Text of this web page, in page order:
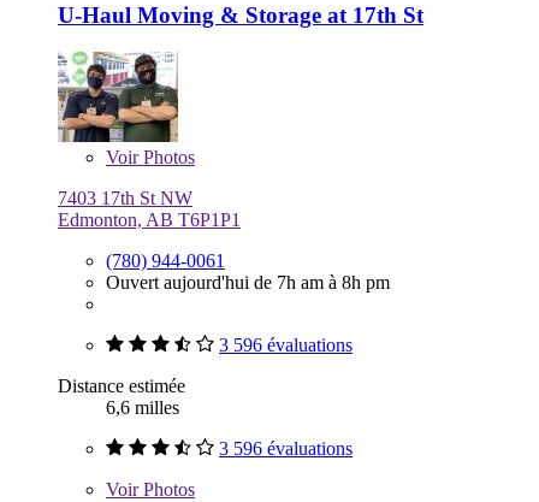
U-Haul Moving & Storage at 17th St
VoirPhotos
7403 17th St NW
Edmonton, AB T6P1P1
(780) 944-0061
Ouvert aujourd'hui de 7h am à 8h pm
3 596 évaluations
Distance estimée
6,6 milles
3 596 évaluations
VoirPhotos